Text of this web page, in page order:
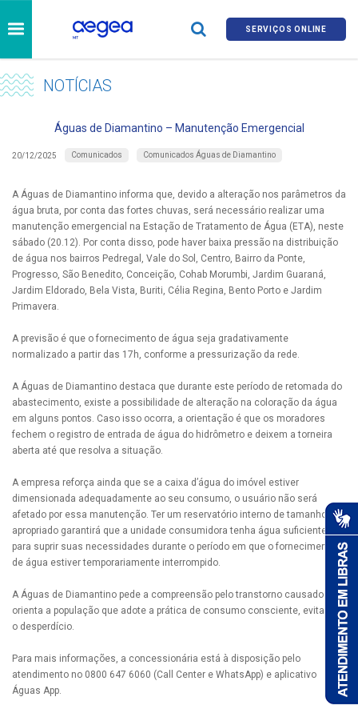
SERVIÇOS ONLINE
NOTÍCIAS
Águas de Diamantino – Manutenção Emergencial
20/12/2025 Comunicados Comunicados Águas de Diamantino
A Águas de Diamantino informa que, devido a alteração nos parâmetros da
água bruta, por conta das fortes chuvas, será necessário realizar uma
manutenção emergencial na Estação de Tratamento de Água (ETA), neste
sábado (20.12). Por conta disso, pode haver baixa pressão na distribuição
de água nos bairros Pedregal, Vale do Sol, Centro, Bairro da Ponte,
Progresso, São Benedito, Conceição, Cohab Morumbi, Jardim Guaraná,
Jardim Eldorado, Bela Vista, Buriti, Célia Regina, Bento Porto e Jardim
Primavera.
A previsão é que o fornecimento de água seja gradativamente
normalizado a partir das 17h, conforme a pressurização da rede.
A Águas de Diamantino destaca que durante este período de retomada do
abastecimento, existe a possibilidade de alteração na coloração da água
em alguns pontos. Caso isso ocorra, a orientação é que os moradores
fechem o registro de entrada de água do hidrômetro e deixem a torneira
aberta até que resolva a situação.
A empresa reforça ainda que se a caixa d’água do imóvel estiver
dimensionada adequadamente ao seu consumo, o usuário não será
afetado por essa manutenção. Ter um reservatório interno de tamanho
apropriado garantirá que a unidade consumidora tenha água suficiente
para suprir suas necessidades durante o período em que o fornecimento
de água estiver temporariamente interrompido.
A Águas de Diamantino pede a compreensão pelo transtorno causado e
orienta a população que adote a prática de consumo consciente, evitando
o desperdício.
Para mais informações, a concessionária está à disposição pelo
atendimento no 0800 647 6060 (Call Center e WhatsApp) e aplicativo
Águas App.